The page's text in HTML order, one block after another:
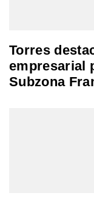
Torres
empresarial
Subzona